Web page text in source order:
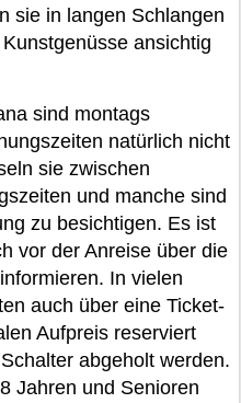
sie in langen Schlangen
ansichtig
sind montags
natürlich nicht
sie zwischen
und manche sind
zu besichtigen. Es ist
vor der Anreise über die
In vielen
auch über eine Ticket-
Aufpreis reserviert
abgeholt werden.
Jahren und Senioren